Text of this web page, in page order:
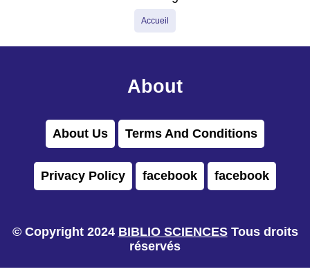
Accueil
About
About Us Terms And Conditions
Privacy Policy facebook facebook
© Copyright 2024 BIBLIO SCIENCESTous droits
réservés